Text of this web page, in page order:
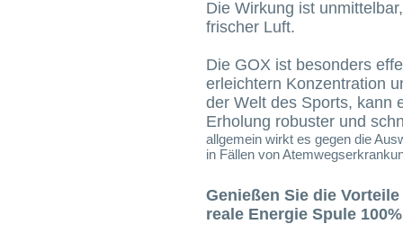
Die Wirkung ist
frischer Luft.
Die GOX ist besonders
erleichtern Konzentration
der Welt des Sports, kann
Erholung robuster und
allgemein wirkt es gegen die
in Fällen von
Genießen Sie die
reale Energie Spule